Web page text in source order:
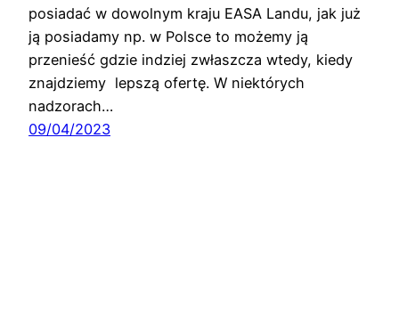
posiadać w dowolnym kraju EASA Landu, jak już
ją posiadamy np. w Polsce to możemy ją
przenieść gdzie indziej zwłaszcza wtedy, kiedy
znajdziemy lepszą ofertę. W niektórych
nadzorach…
09/04/2023